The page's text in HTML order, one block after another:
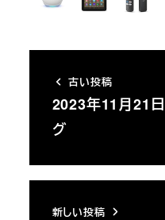
古い投稿
2023年11月21
グ
新しい投稿